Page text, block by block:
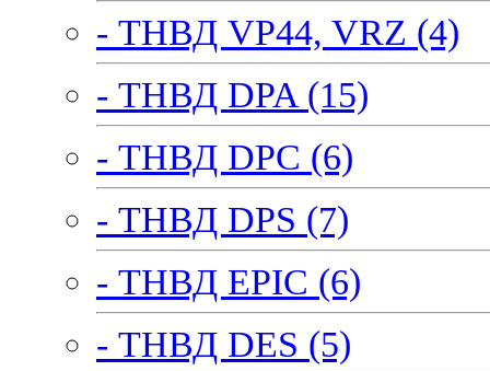
- ТНВД VP44, VRZ (4)
- ТНВД DPA (15)
- ТНВД DPC (6)
- ТНВД DPS (7)
- ТНВД EPIC (6)
- ТНВД DES (5)